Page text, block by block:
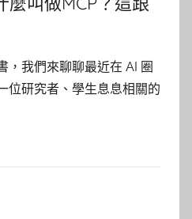
，我們來聊聊最近在 AI 圈
位研究者、學生息息相關的
Protocol)。 想像一下，你
私人秘書（AI），但他卻被